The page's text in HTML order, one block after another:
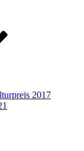
2017